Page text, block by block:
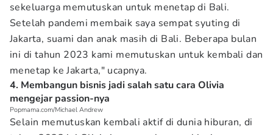
sekeluarga memutuskan untuk menetap di Bali.
Setelah pandemi membaik saya sempat syuting di
Jakarta, suami dan anak masih di Bali. Beberapa bulan
ini di tahun 2023 kami memutuskan untuk kembali dan
menetap ke Jakarta," ucapnya.
4. Membangun bisnis jadi salah satu cara Olivia
mengejar passion-nya
Popmama.com/Michael Andrew
Selain memutuskan kembali aktif di dunia hiburan, di